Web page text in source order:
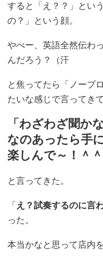
すると「え？？」とい
の？」という顔。
やべー、英語全然伝わ
んだろう？（汗
と焦ってたら「ノープ
たいな感じで言ってき
「わざわざ聞か
なのあったら手
楽しんで～！＾＾
と言ってきた。
「 え？試奏するのに言
った。
本当かなと思って店内